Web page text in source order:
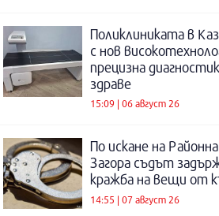
Поликлиниката в
с нов
прецизна
здраве
15:09 | 06 август 26
По искане на
Загора съдът
кражба на вещи от
14:55 | 07 август 26